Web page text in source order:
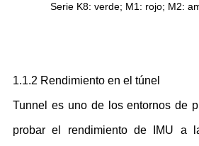
Serie K8: verde; M1: rojo; M2:
1.1.2 Rendimiento en el túnel
Tunnel es uno de los entornos de
probar el rendimiento de IMU a